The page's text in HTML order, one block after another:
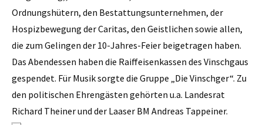
Ordnungshütern, den Bestattungsunternehmen, der
Hospizbewegung der Caritas, den Geistlichen sowie allen,
die zum Gelingen der 10-Jahres-Feier beigetragen haben.
Das Abendessen haben die Raiffeisenkassen des Vinschgaus
gespendet. Für Musik sorgte die Gruppe „Die Vinschger“. Zu
den politischen Ehrengästen gehörten u.a. Landesrat
Richard Theiner und der Laaser BM Andreas Tappeiner.